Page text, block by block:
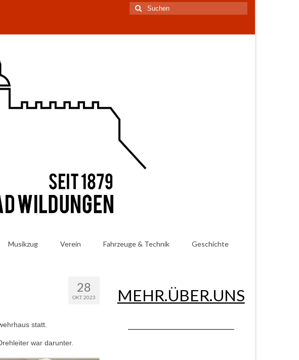
Suchen
nach:
Musikzug Verein Fahrzeuge & Technik Geschichte
28
OKT. 2023
statt.
war darunter.
MEHR.ÜBER.UNS